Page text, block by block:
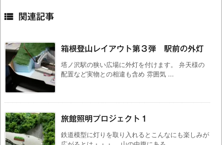
 関連記事
箱根登山レイアウト第３弾 駅前の外灯
塔ノ沢駅の狭い広場に外灯を付けます。 弁天様の
配置など実物との相違も含め 雰囲気 ...
旅館照明プロジェクト１
鉄道模型に灯りを取り入れるとこんなにも楽しみが